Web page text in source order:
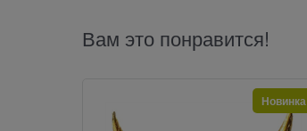
Вам это понравится!
Новинка